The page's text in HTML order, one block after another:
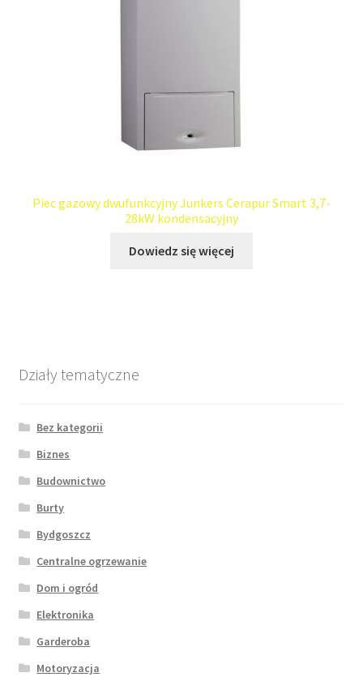
Piec gazowy dwufunkcyjny Junkers Cerapur Smart 3,7-
28kW kondensacyjny
Dowiedz się więcej
Działy tematyczne
Bez kategorii
Biznes
Budownictwo
Burty
Bydgoszcz
Centralne ogrzewanie
Dom i ogród
Elektronika
Garderoba
Motoryzacja